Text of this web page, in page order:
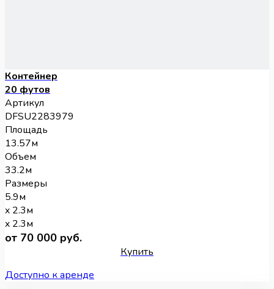
Контейнер
20 футов
Артикул
DFSU2283979
Площадь
13.57м
Объем
33.2м
Размеры
5.9м
x 2.3м
x 2.3м
от 70 000 руб.
Купить
Доступно к аренде